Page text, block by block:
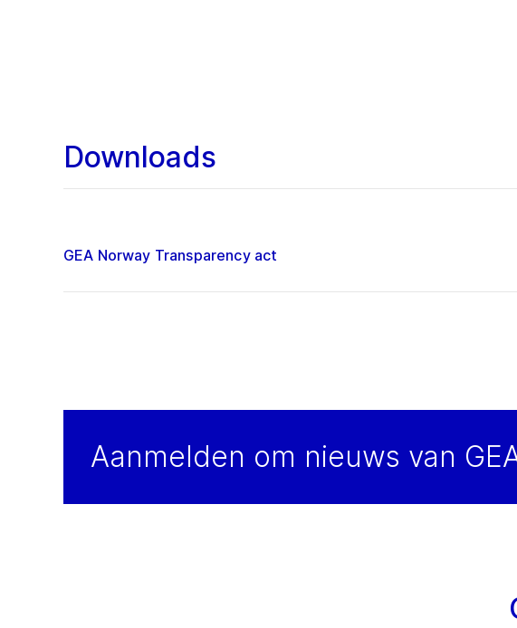
Downloads
GEA Norway Transparency act
Aanmelden om nieuws van